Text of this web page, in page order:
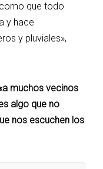
que todo
y hace
y pluviales»,
muchos vecinos
algo que no
nos escuchen los